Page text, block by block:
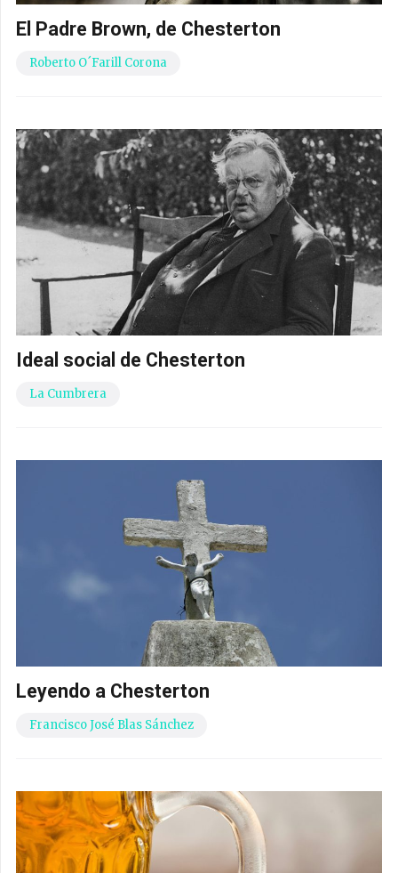
El Padre Brown, de Chesterton
Roberto O´Farill Corona
Ideal social de Chesterton
La Cumbrera
Leyendo a Chesterton
Francisco José Blas Sánchez